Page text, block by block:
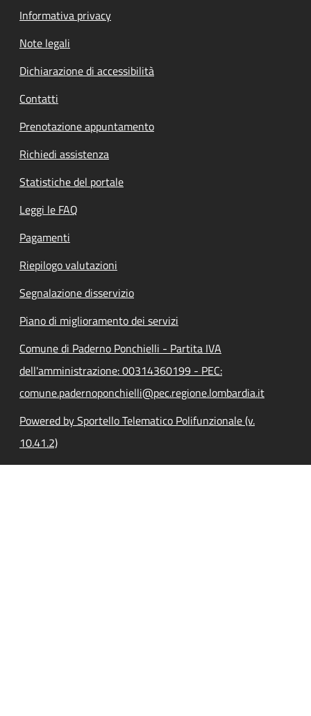
Informativa privacy
Note legali
Dichiarazione di accessibilità
Contatti
Prenotazione appuntamento
Richiedi assistenza
Statistiche del portale
Leggi le FAQ
Pagamenti
Riepilogo valutazioni
Segnalazione disservizio
Piano di miglioramento dei servizi
Comune di Paderno Ponchielli - Partita IVA
dell'amministrazione: 00314360199 - PEC:
comune.padernoponchielli@pec.regione.lombardia.it
Powered by Sportello Telematico Polifunzionale (v.
10.41.2)